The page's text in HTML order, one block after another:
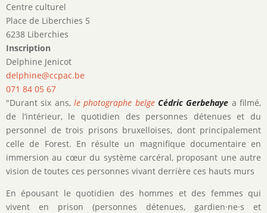
Centre culturel
Place de Liberchies 5
6238 Liberchies
Inscription
Delphine Jenicot
delphine@ccpac.be
071 84 05 67
"Durant six ans, le photographe belge Cédric Gerbehaye a filmé,
de l’intérieur, le quotidien des personnes détenues et du
personnel de trois prisons bruxelloises, dont principalement
celle de Forest. En résulte un magnifique documentaire en
immersion au cœur du système carcéral, proposant une autre
vision de toutes ces personnes vivant derrière ces hauts murs
En épousant le quotidien des hommes et des femmes qui
vivent en prison (personnes détenues, gardien·ne·s et